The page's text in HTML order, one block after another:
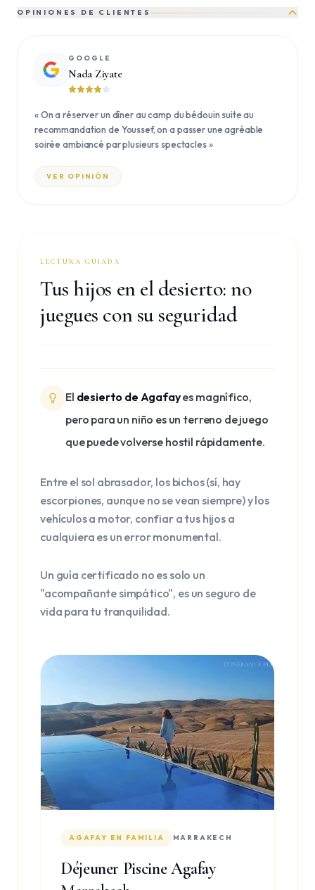
OPINIONES DE CLIENTES
GOOGLE
Nada Ziyate
«On a réserver un dîner au camp du bédouin suite au
recommandation de Youssef, on a passer une agréable
soirée ambiancé par plusieurs spectacles»
VER OPINIÓN
LECTURA GUIADA
Tus hijos en el desierto: no
juegues con su seguridad
El desierto de Agafayes magnífico,
pero para un niño es un terreno de juego
que puede volverse hostil rápidamente.
Entre el sol abrasador, los bichos (sí, hay
escorpiones, aunque no se vean siempre) y los
vehículos a motor, confiar a tus hijos a
cualquiera es un error monumental.
Un guía certificado no es solo un
"acompañante simpático", es un seguro de
vida para tu tranquilidad.
AGAFAY EN FAMILIA MARRAKECH
Déjeuner Piscine Agafay